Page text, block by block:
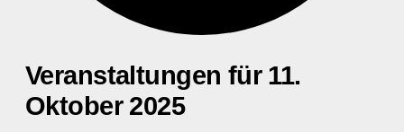
Veranstaltungen für 11.
Oktober 2025